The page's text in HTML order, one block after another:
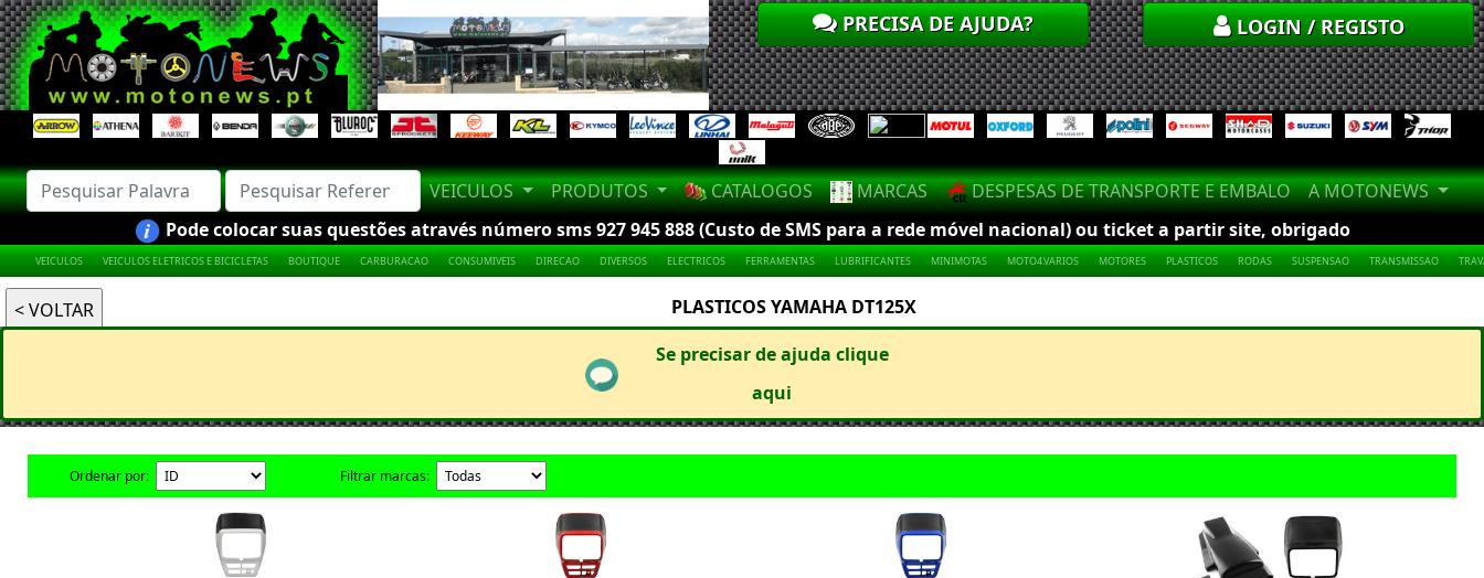
PRECISA DE AJUDA? LOGIN / REGISTO
VEICULOS PRODUTOS CATALOGOS MARCAS DESPESAS DE TRANSPORTE E EMBALO
A MOTONEWS
Pode colocar suas questões através número sms 927 945 888 (Custo de SMS para a rede móvel nacional) ou ticket a partir site, obrigado
VEICULOS VEICULOS ELETRICOS E BICICLETAS BOUTIQUE CARBURACAO CONSUMIVEIS DIRECAO DIVERSOS ELECTRICOS FERRAMENTAS LUBRIFICANTES MINIMOTAS MOTO4.VARIOS MOTORES PLASTICOS RODAS SUSPENSAO TRANSMISSAO
PLASTICOS YAMAHA DT125X
Se precisar de ajuda clique
aqui
Ordenar por: Filtrar marcas: